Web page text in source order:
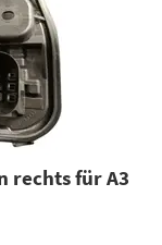
rechts für A3